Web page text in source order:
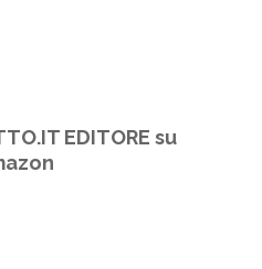
EDITORE su